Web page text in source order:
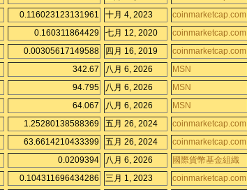
0.116023123131961 十月 4, 2023 coinmarketcap.com
0.160311864429 七月 12, 2020 coinmarketcap.com
0.00305617149588 四月 16, 2019 coinmarketcap.com
342.67 八月 6, 2026 MSN
94.795 八月 6, 2026 MSN
64.067 八月 6, 2026 MSN
1.25280138588369 五月 26, 2024 coinmarketcap.com
63.6614210433399 五月 26, 2024 coinmarketcap.com
0.0209394 八月 6, 2026 國際貨幣基金組織
0.104311696434286 三月 1, 2023 coinmarketcap.com